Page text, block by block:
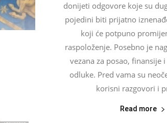
donijeti odgovore koje su
pojedini biti prijatno
koji će potpuno
raspoloženje. Posebno je
vezana za posao, finansije
odluke. Pred vama su
korisni razgovori i
Read more